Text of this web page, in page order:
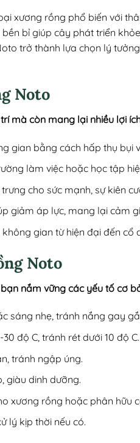
xương rồng phổ biến với
bỉ giúp cây phát triển
trở thành lựa chọn lý
Noto
mà còn mang lại nhiều lợi
gian bằng cách hấp thụ bụi
làm việc hoặc học tập
cho sức mạnh, sự kiên
giảm áp lực, mang lại cảm
gian từ hiện đại đến cổ
Noto
nắm vững các yếu tố cơ
sáng nhẹ, tránh nắng gay
độ C, tránh rét dưới 10 độ C.
tránh ngập úng.
giàu dinh dưỡng.
xương rồng hoặc phân hữu
lý kịp thời nếu có.